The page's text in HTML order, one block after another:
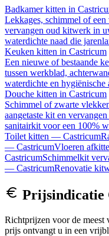
Badkamer kitten in
Lekkages, schimmel of
vervangen oud kitwerk in
waterdichte naad die
Keuken kitten in Castricum
Een nieuwe of bestaande
tussen werkblad,
waterdichte en hygiënische
Douche kitten in Castricum
Schimmel of zwarte
aangetaste kit en
sanitairkit voor een 100%
Toilet kitten — Castricum
— CastricumVloeren
CastricumSchimmelkit
— CastricumRenovatie
Prijsindicatie
Richtprijzen voor de meest
prijs ontvangt u in een